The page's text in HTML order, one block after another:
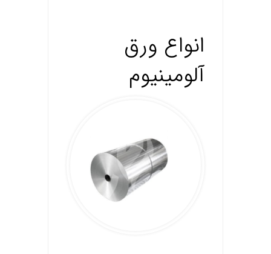
انواع ورق
آلومینیوم